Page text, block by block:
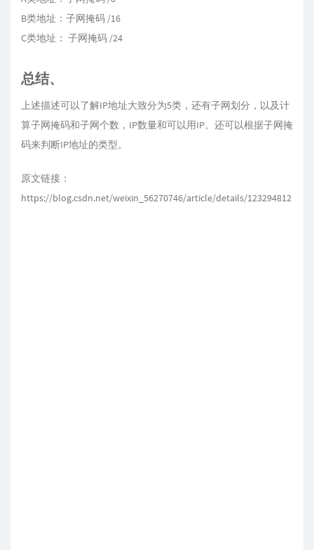
B类地址：子网掩码 /16
C类地址： 子网掩码 /24
总结、
上述描述可以了解IP地址大致分为5类，还有子网划分，以及计
算子网掩码和子网个数，IP数量和可以用IP。还可以根据子网掩
码来判断IP地址的类型。
原文链接：
https://blog.csdn.net/weixin_56270746/article/details/123294812